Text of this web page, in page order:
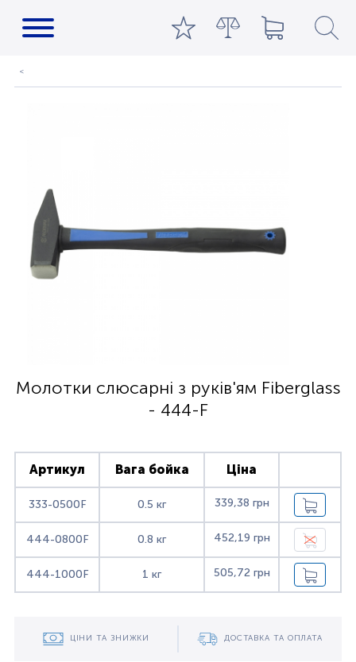
Молотки слюсарні з руків'ям Fiberglass
- 444-F
Артикул Вага бойка Ціна
333-0500F 0.5 кг 339,38 грн
444-0800F 0.8 кг 452,19 грн
444-1000F 1 кг 505,72 грн
ЦІНИ ТА ЗНИЖКИ ДОСТАВКА ТА ОПЛАТА